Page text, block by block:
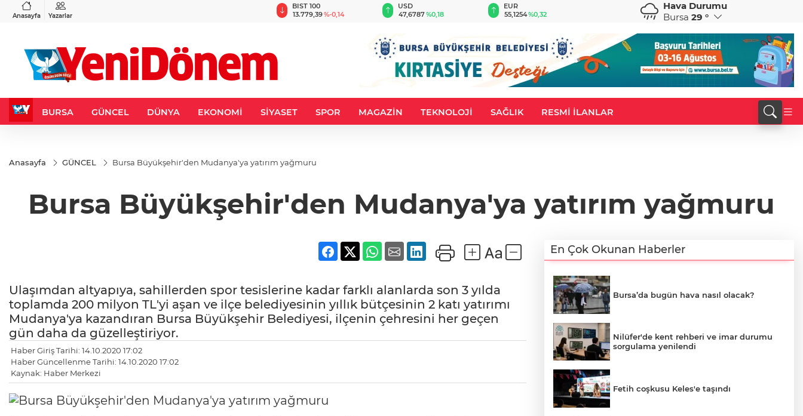
Anasayfa Yazarlar
%-0,22
BIST 100
13.779,39%-0,14
USD
47,6787%0,18
EUR
55,1254%0,32 %0,38
CHF
59,0083
Hava Durumu
Bursa 29 °
BURSA GÜNCEL DÜNYA EKONOMİ SİYASET SPOR MAGAZİN TEKNOLOJİ SAĞLIK RESMİ İLANLAR
Anasayfa GÜNCEL Bursa Büyükşehir'den Mudanya'ya yatırım yağmuru
Bursa Büyükşehir'den Mudanya'ya yatırım yağmuru
Ulaşımdan altyapıya, sahillerden spor tesislerine kadar farklı alanlarda son 3 yılda
toplamda 200 milyon TL'yi aşan ve ilçe belediyesinin yıllık bütçesinin 2 katı yatırımı
Mudanya'ya kazandıran Bursa Büyükşehir Belediyesi, ilçenin çehresini her geçen
gün daha da güzelleştiriyor.
Haber Giriş Tarihi: 14.10.2020 17:02
Haber Güncellenme Tarihi: 14.10.2020 17:02
Kaynak: Haber Merkezi
En Çok Okunan Haberler
Bursa’da bugün hava nasıl olacak?
Nilüfer'de kent rehberi ve imar durumu
sorgulama yenilendi
Fetih coşkusu Keles'e taşındı